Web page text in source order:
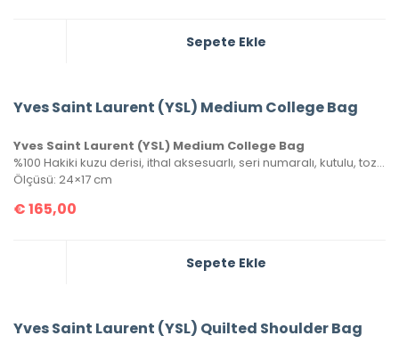
Sepete Ekle
Yves Saint Laurent (YSL) Medium College Bag
Yves Saint Laurent (YSL) Medium College Bag
%100 Hakiki kuzu derisi, ithal aksesuarlı, seri numaralı, kutulu, toz torbalı ve sertifikalı olarak gönderilecektir.
Ölçüsü: 24×17 cm
€165,00
Sepete Ekle
Yves Saint Laurent (YSL) Quilted Shoulder Bag